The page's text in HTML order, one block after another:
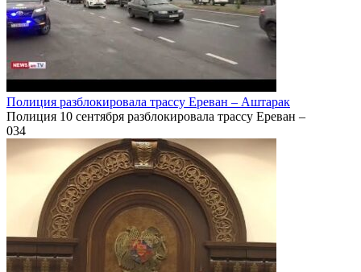
Полиция разблокировала трассу Ереван – Аштарак
Полиция 10 сентября разблокировала трассу Ереван –
034